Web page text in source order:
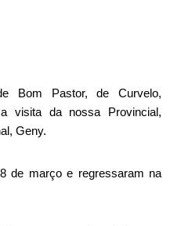
Bom Pastor, de Curvelo,
visita da nossa Provincial,
Geny.
de março e regressaram na